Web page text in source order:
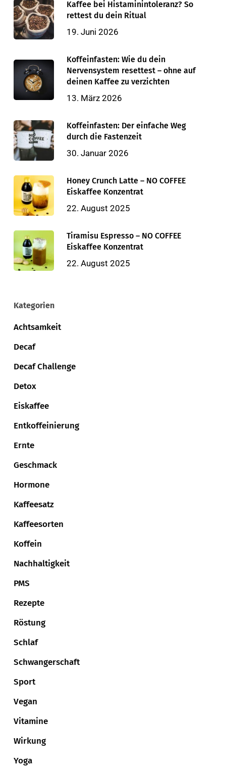
Kaffee bei Histaminintoleranz? So
rettest du dein Ritual
19. Juni 2026
Koffeinfasten: Wie du dein
Nervensystem resettest – ohne auf
deinen Kaffee zu verzichten
13. März 2026
Koffeinfasten: Der einfache Weg
durch die Fastenzeit
30. Januar 2026
Honey Crunch Latte – NO COFFEE
Eiskaffee Konzentrat
22. August 2025
Tiramisu Espresso – NO COFFEE
Eiskaffee Konzentrat
22. August 2025
Kategorien
Achtsamkeit
Decaf
Decaf Challenge
Detox
Eiskaffee
Entkoffeinierung
Ernte
Geschmack
Hormone
Kaffeesatz
Kaffeesorten
Koffein
Nachhaltigkeit
PMS
Rezepte
Röstung
Schlaf
Schwangerschaft
Sport
Vegan
Vitamine
Wirkung
Yoga